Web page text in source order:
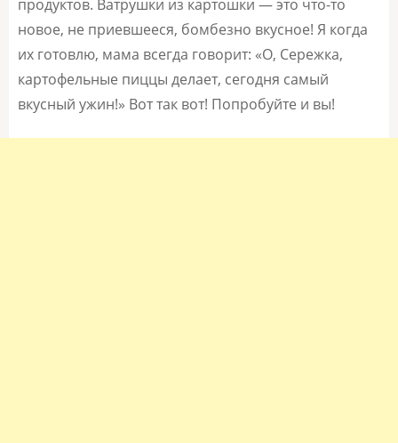
продуктов. Ватрушки из картошки — это что-то
новое, не приевшееся, бомбезно вкусное! Я когда
их готовлю, мама всегда говорит: «О, Сережка,
картофельные пиццы делает, сегодня самый
вкусный ужин!» Вот так вот! Попробуйте и вы!